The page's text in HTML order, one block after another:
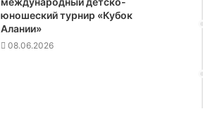
юношеский турнир «Кубок
Алании»
08.06.2026